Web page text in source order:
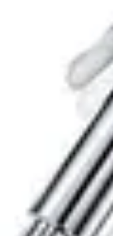
Résiliences
Développement
Résiliences